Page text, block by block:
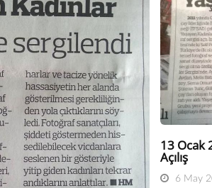
13 Ocak
Açılış
6 May